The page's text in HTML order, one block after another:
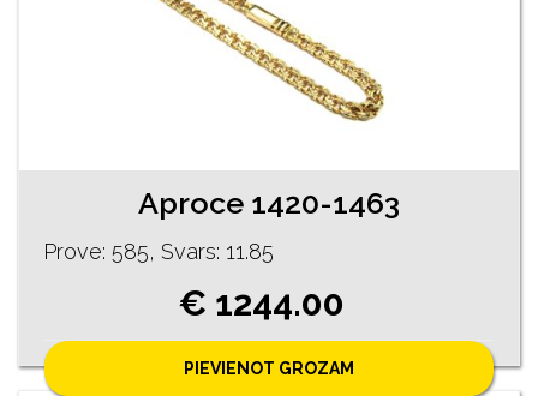
Aproce 1420-1463
Prove: 585, Svars: 11.85
€ 1244.00
PIEVIENOT GROZAM